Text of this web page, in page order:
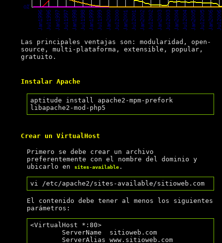
Las principales ventajas son: modularidad, open-
source, multi-plataforma, extensible, popular,
gratuito.
Instalar Apache
aptitude install apache2-mpm-prefork
Crear un VirtualHost
Primero se debe crear un archivo
preferentemente con el nombre del dominio y
ubicarlo ensites-available .
El contenido debe tener al menos los siguientes
parámetros:
<VirtualHost *:80>